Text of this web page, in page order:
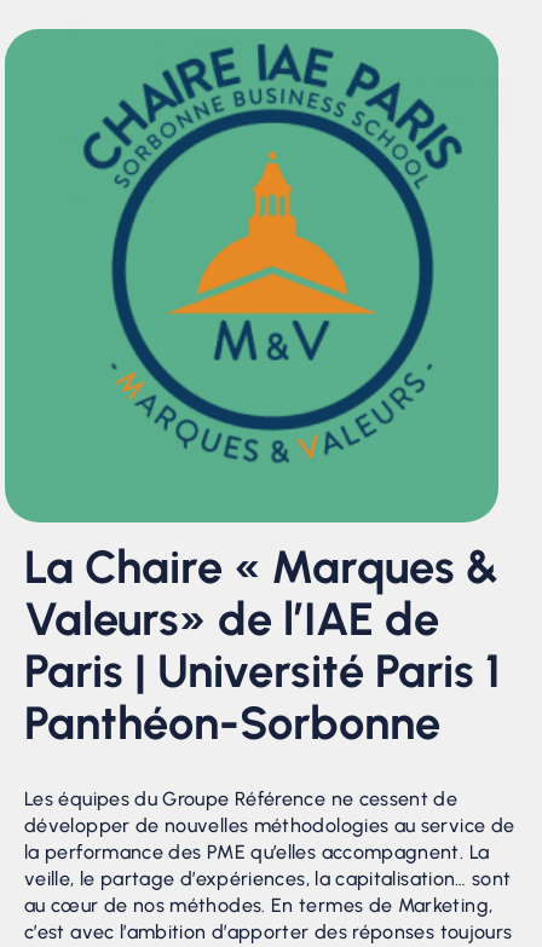
La Chaire « Marques &
Valeurs» de l’IAE de
Paris | Université Paris 1
Panthéon-Sorbonne
Les équipes du Groupe Référence ne cessent de
développer de nouvelles méthodologies au service de
la performance des PME qu’elles accompagnent. La
veille, le partage d’expériences, la capitalisation… sont
au cœur de nos méthodes. En termes de Marketing,
c’est avec l’ambition d’apporter des réponses toujours